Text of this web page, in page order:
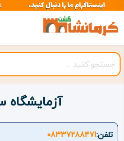
صفحه
اصلی
کرمانشاه
شهرستان
بیستون
آزمایشگاه
تلفن:08337288471